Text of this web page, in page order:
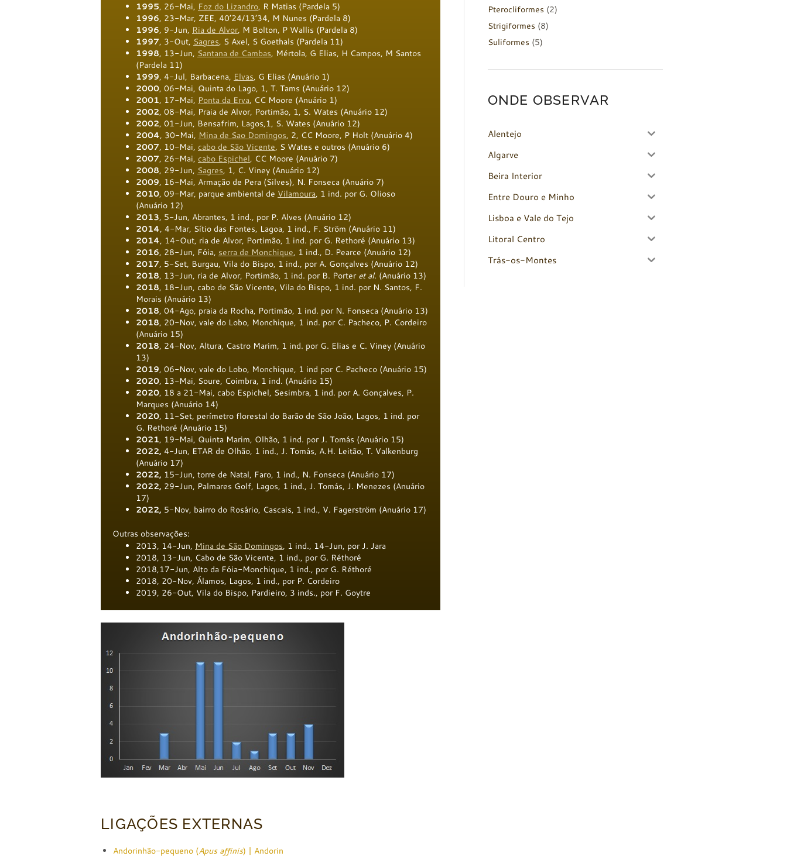
1995, 26-Mai, Foz do Lizandro, R Matias (Pardela 5)
1996, 23-Mar, ZEE, 40’24/13’34, M Nunes (Pardela 8)
1996, 9-Jun, Ria de Alvor, M Bolton, P Wallis (Pardela 8)
1997, 3-Out, Sagres, S Axel, S Goethals (Pardela 11)
1998, 13-Jun, Santana de Cambas, Mértola, G Elias, H Campos, M Santos
(Pardela 11)
1999, 4-Jul, Barbacena, Elvas, G Elias (Anuário 1)
2000, 06-Mai, Quinta do Lago, 1, T. Tams (Anuário 12)
2001, 17-Mai, Ponta da Erva, CC Moore (Anuário 1)
2002, 08-Mai, Praia de Alvor, Portimão, 1, S. Wates (Anuário 12)
2002, 01-Jun, Bensafrim, Lagos,1, S. Wates (Anuário 12)
2004, 30-Mai, Mina de Sao Domingos, 2, CC Moore, P Holt (Anuário 4)
2007, 10-Mai, cabo de São Vicente, S Wates e outros (Anuário 6)
2007, 26-Mai, cabo Espichel, CC Moore (Anuário 7)
2008, 29-Jun, Sagres, 1, C. Viney (Anuário 12)
2009, 16-Mai, Armação de Pera (Silves), N. Fonseca (Anuário 7)
2010, 09-Mar, parque ambiental de Vilamoura, 1 ind. por G. Olioso
(Anuário 12)
2013, 5-Jun, Abrantes, 1 ind., por P. Alves (Anuário 12)
2014, 4-Mar, Sítio das Fontes, Lagoa, 1 ind., F. Ström (Anuário 11)
2014, 14-Out, ria de Alvor, Portimão, 1 ind. por G. Rethoré (Anuário 13)
2016, 28-Jun, Fóia, serra de Monchique, 1 ind., D. Pearce (Anuário 12)
2017, 5-Set, Burgau, Vila do Bispo, 1 ind., por A. Gonçalves (Anuário 12)
2018, 13-Jun, ria de Alvor, Portimão, 1 ind. por B. Porter et al. (Anuário 13)
2018, 18-Jun, cabo de São Vicente, Vila do Bispo, 1 ind. por N. Santos, F.
Morais (Anuário 13)
2018, 04-Ago, praia da Rocha, Portimão, 1 ind. por N. Fonseca (Anuário 13)
2018, 20-Nov, vale do Lobo, Monchique, 1 ind. por C. Pacheco, P. Cordeiro
(Anuário 15)
2018, 24-Nov, Altura, Castro Marim, 1 ind. por G. Elias e C. Viney (Anuário
13)
2019, 06-Nov, vale do Lobo, Monchique, 1 ind por C. Pacheco (Anuário 15)
2020, 13-Mai, Soure, Coimbra, 1 ind. (Anuário 15)
2020, 18 a 21-Mai, cabo Espichel, Sesimbra, 1 ind. por A. Gonçalves, P.
Marques (Anuário 14)
2020, 11-Set, perímetro florestal do Barão de São João, Lagos, 1 ind. por
G. Rethoré (Anuário 15)
2021, 19-Mai, Quinta Marim, Olhão, 1 ind. por J. Tomás (Anuário 15)
2022, 4-Jun, ETAR de Olhão, 1 ind., J. Tomás, A.H. Leitão, T. Valkenburg
(Anuário 17)
2022, 15-Jun, torre de Natal, Faro, 1 ind., N. Fonseca (Anuário 17)
2022, 29-Jun, Palmares Golf, Lagos, 1 ind., J. Tomás, J. Menezes (Anuário
17)
2022, 5-Nov, bairro do Rosário, Cascais, 1 ind., V. Fagerström (Anuário 17)
Outras observações:
2013, 14-Jun, Mina de São Domingos, 1 ind., 14-Jun, por J. Jara
2018, 13-Jun, Cabo de São Vicente, 1 ind., por G. Réthoré
2018,17-Jun, Alto da Fóia-Monchique, 1 ind., por G. Réthoré
2018, 20-Nov, Álamos, Lagos, 1 ind., por P. Cordeiro
2019, 26-Out, Vila do Bispo, Pardieiro, 3 inds., por F. Goytre
LIGAÇÕES EXTERNAS
Andorinhão-pequeno (Apus affinis) | Andorin
Pterocliformes (2)
Strigiformes (8)
Suliformes (5)
ONDE OBSERVAR
Alentejo
Algarve
Beira Interior
Entre Douro e Minho
Lisboa e Vale do Tejo
Litoral Centro
Trás-os-Montes